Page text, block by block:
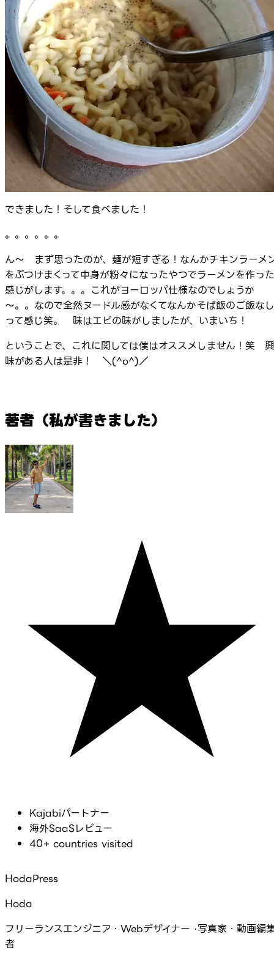
できました！そして食べました！
。。。。。。
ん～ まず思ったのが、麺が短すぎる！なんかチキンラーメ
をぶつけまくって中身が粉々になったやつでラーメンを作った
感じがします。。。これがヨーロッパ仕様なのでしょうか
～。。なので全然ヌードル感がなくてなんかそば飯のご飯なし
って感じ笑。 味はエビの味がしましたが、いまいち！
ということで、これに関しては僕はオススメしません！笑 興
味がある人は是非！ ＼(^o^)／
著者（私が書きました）
Kajabiパートナー
海外SaaSレビュー
40+ countries visited
HodaPress
Hoda
フリーランスエンジニア・Webデザイナー ·写真家・動画編
者